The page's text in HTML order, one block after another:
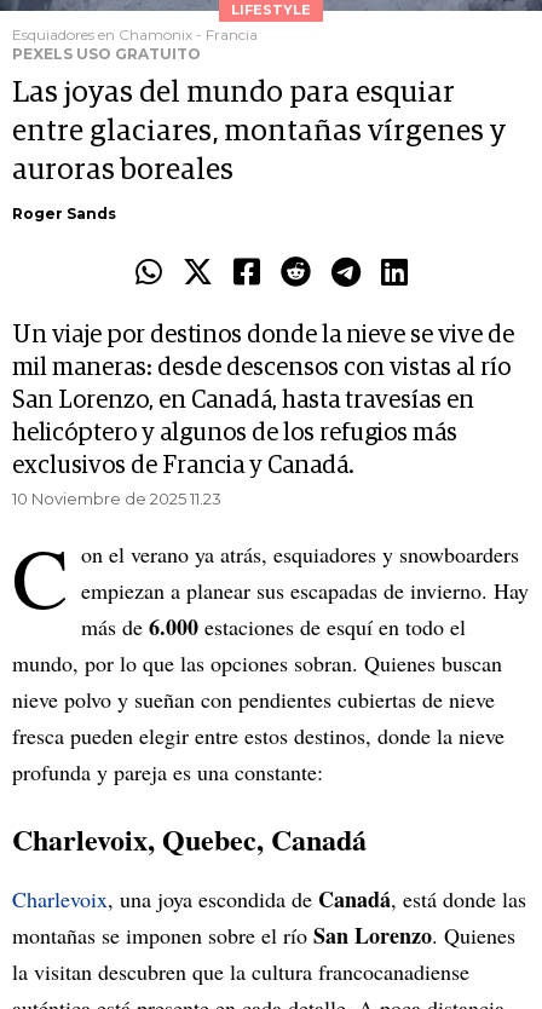
LIFESTYLE
Esquiadores en Chamonix - Francia
PEXELS USO GRATUITO
Las joyas del mundo para esquiar
entre glaciares, montañas vírgenes y
auroras boreales
Roger Sands
Un viaje por destinos donde la nieve se vive de
mil maneras: desde descensos con vistas al río
San Lorenzo, en Canadá, hasta travesías en
helicóptero y algunos de los refugios más
exclusivos de Francia y Canadá.
10 Noviembre de 2025 11.23
C on el verano ya atrás, esquiadores y snowboarders
empiezan a planear sus escapadas de invierno. Hay
más de 6.000 estaciones de esquí en todo el
mundo, por lo que las opciones sobran. Quienes buscan
nieve polvo y sueñan con pendientes cubiertas de nieve
fresca pueden elegir entre estos destinos, donde la nieve
profunda y pareja es una constante:
Charlevoix, Quebec, Canadá
Charlevoix, una joya escondida de Canadá, está donde las
montañas se imponen sobre el río San Lorenzo. Quienes
la visitan descubren que la cultura francocanadiense